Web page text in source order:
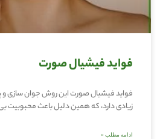
فواید فیشیال صورت
فواید فیشیال صورت این روش جوان سازی و
زیادی دارد، که همین دلیل باعث محبوبیت
ادامه مطلب »